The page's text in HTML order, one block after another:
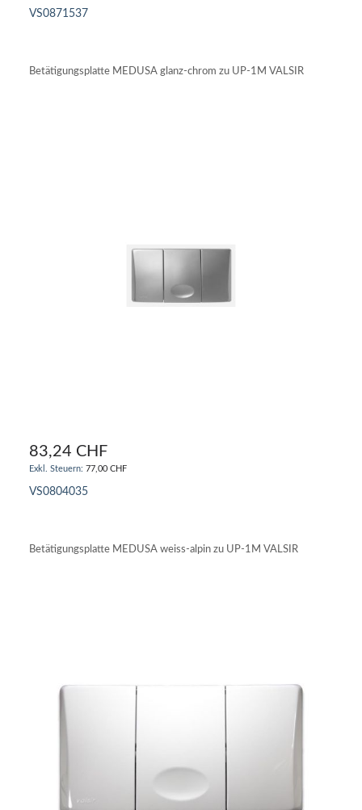
VS0871537
Betätigungsplatte MEDUSA glanz-chrom zu UP-1M VALSIR
83,24 CHF
77,00 CHF
VS0804035
Betätigungsplatte MEDUSA weiss-alpin zu UP-1M VALSIR